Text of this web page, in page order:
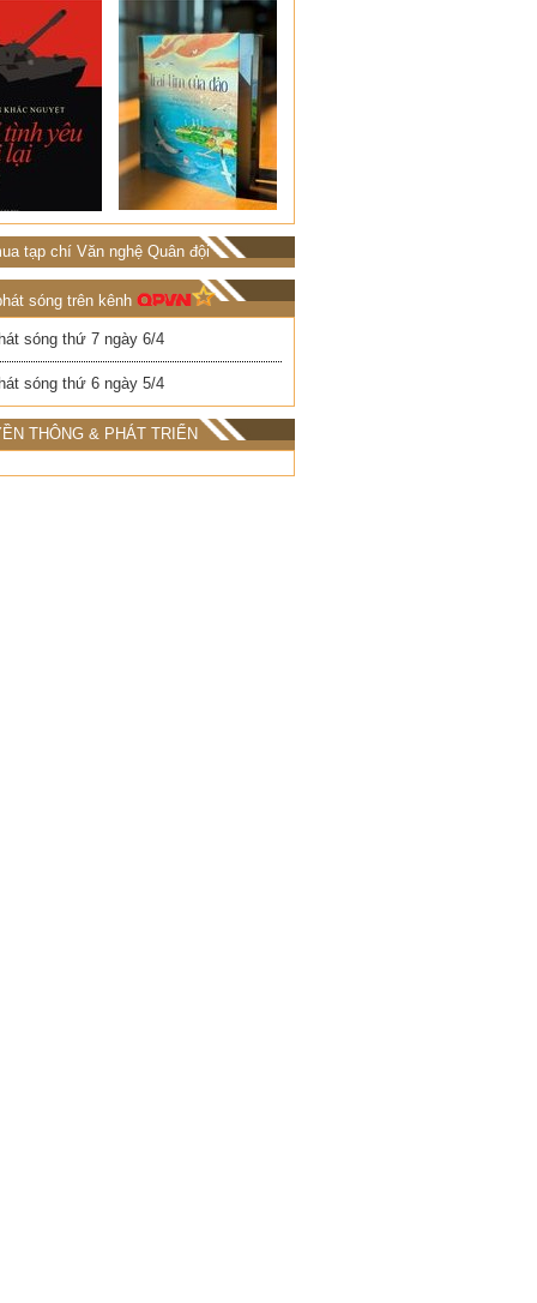
tạp chí Văn nghệ Quân đội
sóng trên kênh
sóng thứ 7 ngày 6/4
sóng thứ 6 ngày 5/4
THÔNG & PHÁT TRIỂN